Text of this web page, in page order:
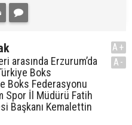
arasında Erzurum’da
Boks
Boks Federasyonu
Spor İl Müdürü Fatih
Başkanı Kemalettin
A+
A-